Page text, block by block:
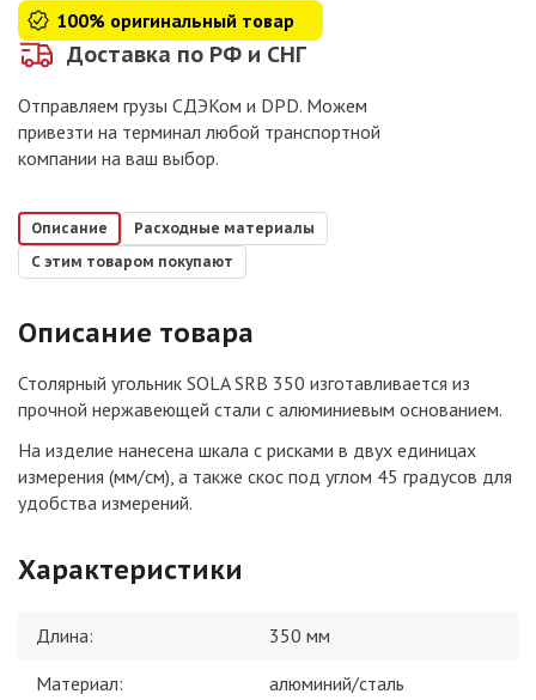
100% оригинальный товар
Доставка по РФ и СНГ
Отправляем грузы СДЭКом и DPD. Можем
привезти на терминал любой транспортной
компании на ваш выбор.
Описание
Расходные материалы
С этим товаром покупают
Описание товара
Столярный угольник SOLA SRB 350 изготавливается из
прочной нержавеющей стали с алюминиевым основанием.
На изделие нанесена шкала с рисками в двух единицах
измерения (мм/см), а также скос под углом 45 градусов для
удобства измерений.
Характеристики
Длина:
350 мм
Материал:
алюминий/сталь